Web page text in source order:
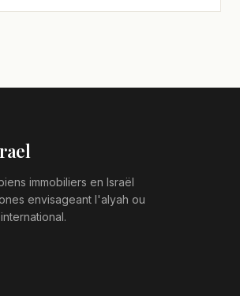
immobiliers en Israël
envisageant l'alyah ou